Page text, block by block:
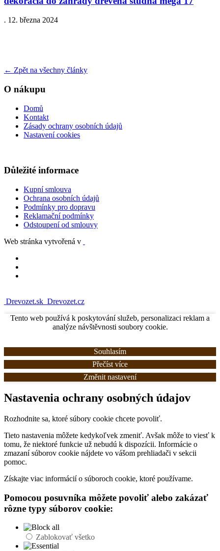
. 12. března 2024
← Zpět na všechny články
O nákupu
Domů
Kontakt
Zásady ochrany osobních údajů
Nastavení cookies
Důležité informace
Kupní smlouva
Ochrana osobních údajů
Podmínky pro dopravu
Reklamační podmínky
Odstoupení od smlouvy
Web stránka vytvořená v
Drevozet.sk Drevozet.cz
Tento web používá k poskytování služeb, personalizaci reklam a
analýze návštěvnosti soubory cookie.
Souhlasím
Přečíst více
Změnit nastavení
Nastavenia ochrany osobných údajov
Rozhodnite sa, ktoré súbory cookie chcete povoliť.
Tieto nastavenia môžete kedykoľvek zmeniť. Avšak môže to viesť k
tomu, že niektoré funkcie už nebudú k dispozícii. Informácie o
zmazaní súborov cookie nájdete vo vášom prehliadači v sekcii
pomoc.
Získajte viac informácií o súboroch cookie, ktoré používame.
Pomocou posuvníka môžete povoliť alebo zakázať
rôzne typy súborov cookie:
Zablokovať všetko